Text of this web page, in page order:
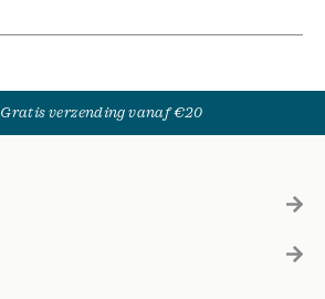
Gratis verzending vanaf €20